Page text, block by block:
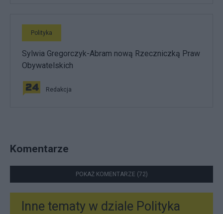
Polityka
Sylwia Gregorczyk-Abram nową Rzeczniczką Praw
Obywatelskich
Redakcja
Komentarze
POKAŻ KOMENTARZE (72)
Inne tematy w dziale Polityka